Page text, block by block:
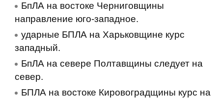
БпЛА на востоке Черниговщины
направление юго-западное.
ударные БПЛА на Харьковщине курс
западный.
БпЛА на севере Полтавщины следует на
север.
БПЛА на востоке Кировоградщины курс на